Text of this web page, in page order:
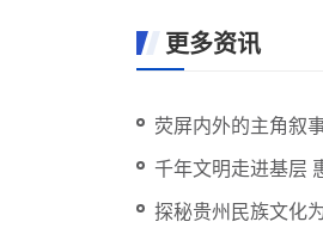
更多资讯
荧屏内外的主角叙
千年文明走进基层
探秘贵州民族文化